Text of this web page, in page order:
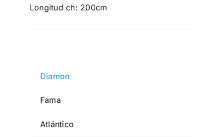
Longitud ch: 200cm
Diamon
Fama
Atlántico